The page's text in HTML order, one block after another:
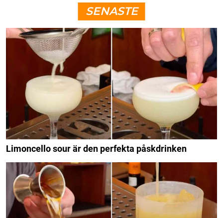
SENASTE
Limoncello sour är den perfekta påskdrinken